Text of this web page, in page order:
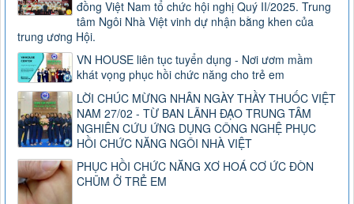
đồng Việt Nam tổ chức hội nghị Quý II/2025. Trung
tâm Ngôi Nhà Việt vinh dự nhận bằng khen của
trung ương Hội.
VN HOUSE liên tục tuyển dụng - Nơi ươm mầm
khát vọng phục hồi chức năng cho trẻ em
LỜI CHÚC MỪNG NHÂN NGÀY THẦY THUỐC VIỆT
NAM 27/02 - TỪ BAN LÃNH ĐẠO TRUNG TÂM
NGHIÊN CỨU ỨNG DỤNG CÔNG NGHỆ PHỤC
HỒI CHỨC NĂNG NGÔI NHÀ VIỆT
PHỤC HỒI CHỨC NĂNG XƠ HOÁ CƠ ỨC ĐÒN
CHŨM Ở TRẺ EM